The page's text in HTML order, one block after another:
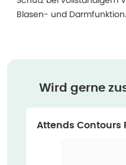
Blasen- und Darmfunktion.
Wird gerne
Attends Contours